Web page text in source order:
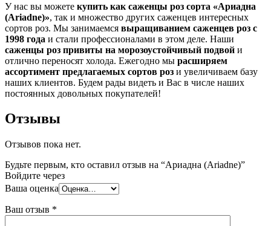
У нас вы можете купить как саженцы роз сорта «Ариадна
(Ariadne)», так и множество других саженцев интересных
сортов роз. Мы занимаемся выращиванием саженцев роз с
1998 года и стали профессионалами в этом деле. Наши
саженцы роз привиты на морозоустойчивый подвой и
отлично переносят холода. Ежегодно мы расширяем
ассортимент предлагаемых сортов роз и увеличиваем базу
наших клиентов. Будем рады видеть и Вас в числе наших
постоянных довольных покупателей!
Отзывы
Отзывов пока нет.
Будьте первым, кто оставил отзыв на “Ариадна (Ariadne)”
Войдите через
Ваша оценка
Ваш отзыв *